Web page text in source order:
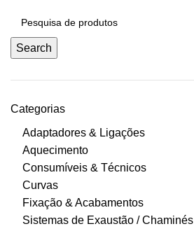
Search
Categorias
Adaptadores & Ligações
Aquecimento
Consumíveis & Técnicos
Curvas
Fixação & Acabamentos
Sistemas de Exaustão / Chaminés